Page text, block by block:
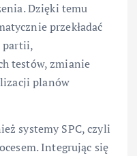
Dzięki temu
przekładać
partii,
testów, zmianie
planów
systemy SPC, czyli
Integrując się